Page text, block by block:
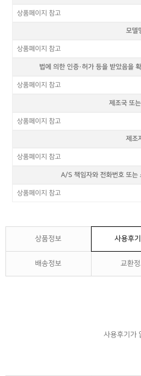
상품페이지 참고
모델
상품페이지 참고
법에 의한 인증·허가 등을 받았음을
상품페이지 참고
제조국 또
상품페이지 참고
제조
상품페이지 참고
A/S 책임자와 전화번호 또는
상품페이지 참고
상품정보 사용후기
배송정보 교환
사용후기가